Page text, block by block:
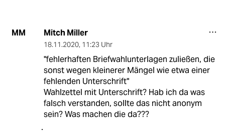
MM Mitch Miller
18.11.2020, 11:23 Uhr
"fehlerhaften Briefwahlunterlagen zuließen, die
sonst wegen kleinerer Mängel wie etwa einer
fehlenden Unterschrift"
Wahlzettel mit Unterschrift? Hab ich da was
falsch verstanden, sollte das nicht anonym
sein? Was machen die da???